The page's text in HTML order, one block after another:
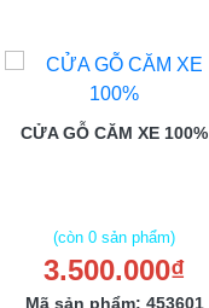
CỬA GỖ CĂM XE 100%
(còn 0 sản phẩm)
3.500.000₫
Mã sản phẩm: 453601